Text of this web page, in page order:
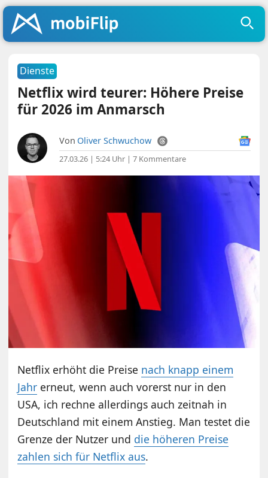
Dienste
Netflix wird teurer: Höhere Preise
für 2026 im Anmarsch
Von Oliver Schwuchow
27.03.26 | 5:24 Uhr |7 Kommentare
Netflix erhöht die Preise nach knapp einem
Jahr erneut, wenn auch vorerst nur in den
USA, ich rechne allerdings auch zeitnah in
Deutschland mit einem Anstieg. Man testet die
Grenze der Nutzer und die höheren Preise
zahlen sich für Netflix aus.